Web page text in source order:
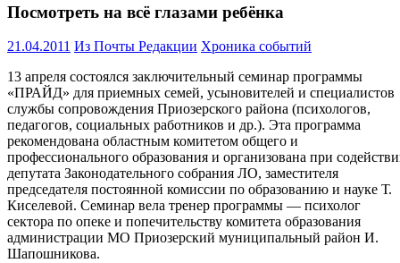
Посмотреть на всё глазами ребёнка
21.04.2011 Из Почты Редакции Хроника событий
13 апреля состоялся заключительный семинар программы
«ПРАЙД» для приемных семей, усыновителей и специалистов
службы сопровождения Приозерского района (психологов,
педагогов, социальных работников и др.). Эта программа
рекомендована областным комитетом общего и
профессионального образования и организована при
депутата Законодательного собрания ЛО, заместителя
председателя постоянной комиссии по образованию и науке Т.
Киселевой. Семинар вела тренер программы — психолог
сектора по опеке и попечительству комитета образования
администрации МО Приозерский муниципальный район И.
Шапошникова.